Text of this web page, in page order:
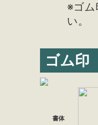
※ゴム
い。
ゴム印
書体